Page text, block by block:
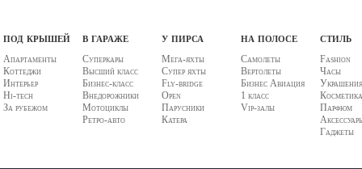
под крышей
Апартаменты
Коттеджи
Интерьер
Hi-tech
За рубежом
в гараже
Суперкары
Высший класс
Бизнес-класс
Внедорожники
Мотоциклы
Ретро-авто
у пирса
Мега-яхты
Супер яхты
Fly-bridge
Open
Парусники
Катера
на полосе
Самолеты
Вертолеты
Бизнес Авиация
1 класс
Vip-залы
стиль
Fashion
Часы
Парфюм
Гаджеты